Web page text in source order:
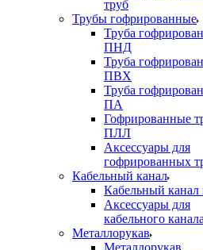
труб
Трубы гофрированные
Труба
ПНД
Труба
ПВХ
Труба
ПА
Гофрированные
ПЛЛ
Аксессуары для
гофрированных
Кабельный канал
Кабельный
Аксессуары для
кабельного канала
Металлорукав
Металлорукав